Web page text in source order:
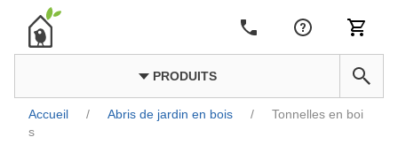
PRODUITS
Accueil / Abris de jardin en bois /
Tonnelles en boi
s